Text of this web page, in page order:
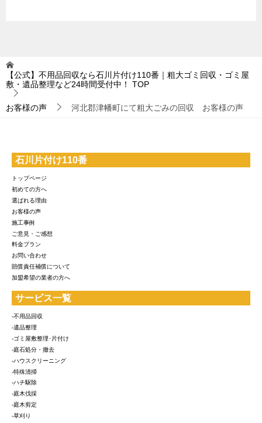
【公式】不用品回収なら石川片付け110番｜粗大ゴミ回収・ゴミ屋
敷・遺品整理など24時間受付中！
TOP
お客様の声 河北郡津幡町にて粗大ごみの回収 お客様の声
石川片付け110番
トップページ
初めての方へ
選ばれる理由
お客様の声
施工事例
ご意見・ご感想
料金プラン
お問い合わせ
賠償責任補償について
加盟希望の業者の方へ
サービス一覧
-不用品回収
-遺品整理
-ゴミ屋敷整理･片付け
-庭石処分・撤去
-ハウスクリーニング
-特殊清掃
-ハチ駆除
-庭木伐採
-庭木剪定
-草刈り